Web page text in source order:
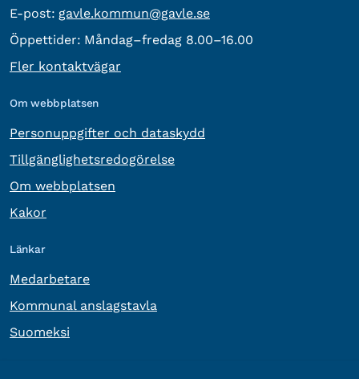
E-post: E-post:
gavle.kommun@gavle.se
Öppettider: Måndag–fredag 8.00–16.00
Fler kontaktvägar
Om webbplatsen
Personuppgifter och dataskydd
Tillgänglighetsredogörelse
Om webbplatsen
Kakor
Länkar
Medarbetare
Kommunal anslagstavla
Suomeksi